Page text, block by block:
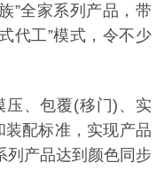
”全家系列产品，带
代工”模式，令不少
、包覆(移门)、实
配标准，实现产品
列产品达到颜色同步